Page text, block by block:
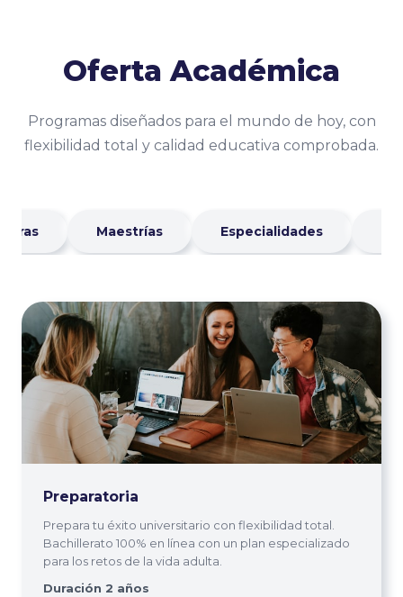
Oferta Académica
Programas diseñados para el mundo de hoy, con
flexibilidad total y calidad educativa comprobada.
Maestrías Especialidades
Preparatoria
Prepara tu éxito universitario con flexibilidad total.
Bachillerato 100% en línea con un plan especializado
para los retos de la vida adulta.
Duración 2 años